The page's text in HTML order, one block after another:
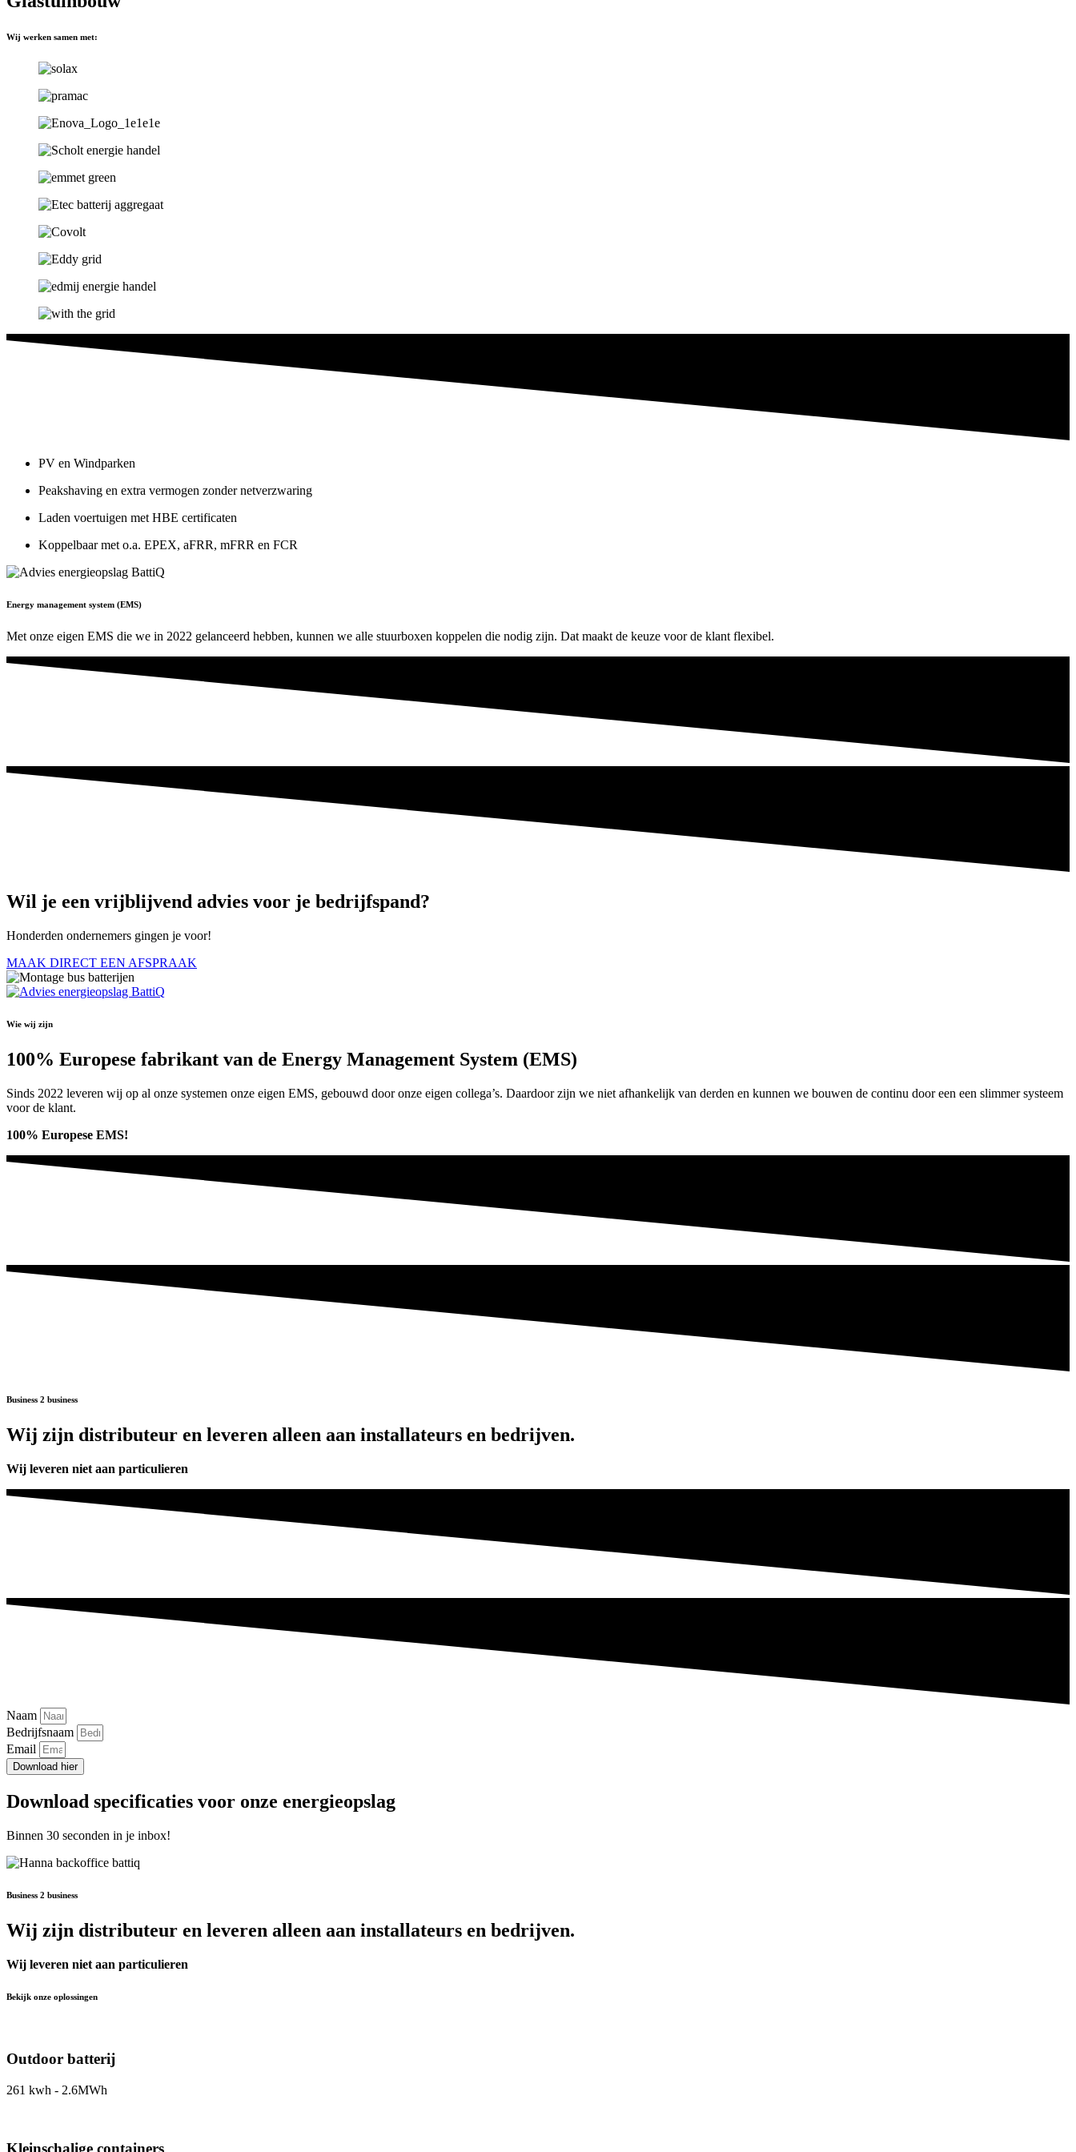
Wij werken samen met:
PV en Windparken
Peakshaving en extra vermogen zonder netverzwaring
Laden voertuigen met HBE certificaten
Koppelbaar met o.a. EPEX, aFRR, mFRR en FCR
Energy management system (EMS)
Met onze eigen EMS die we in 2022 gelanceerd hebben, kunnen we alle stuurboxen koppelen die nodig zijn. Dat maakt de keuze voor de klant flexibel.
Wil je een vrijblijvend advies voor je bedrijfspand?
Honderden ondernemers gingen je voor!
MAAK DIRECT EEN AFSPRAAK
Wie wij zijn
100% Europese fabrikant van de Energy Management System (EMS)
Sinds 2022 leveren wij op al onze systemen onze eigen EMS, gebouwd door onze eigen collega’s. Daardoor zijn we niet afhankelijk van derden en kunnen we bouwen de continu door een een slimmer systeem
voor de klant.
100% Europese EMS!
Business 2 business
Wij zijn distributeur en leveren alleen aan installateurs en bedrijven.
Wij leveren niet aan particulieren
Naam
Bedrijfsnaam
Email
Download hier
Download specificaties voor onze energieopslag
Binnen 30 seconden in je inbox!
Business 2 business
Wij zijn distributeur en leveren alleen aan installateurs en bedrijven.
Wij leveren niet aan particulieren
Bekijk onze oplossingen
Outdoor batterij
261 kwh - 2.6MWh
Kleinschalige containers